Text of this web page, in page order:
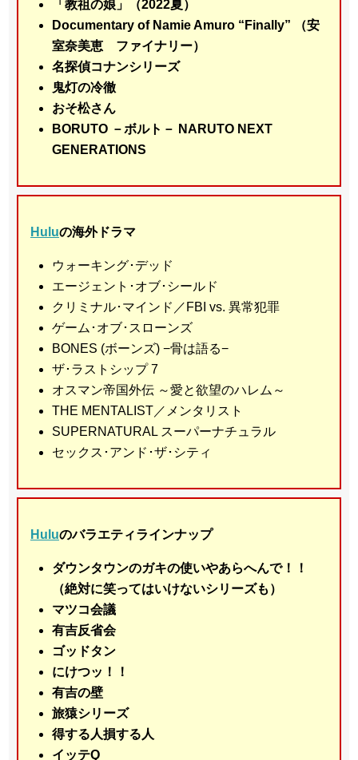
「教祖の娘」（2022夏）
Documentary of Namie Amuro “Finally” （安
室奈美恵 ファイナリー）
名探偵コナンシリーズ
鬼灯の冷徹
おそ松さん
BORUTO －ボルト－ NARUTO NEXT
GENERATIONS
Huluの海外ドラマ
ウォーキング･デッド
エージェント･オブ･シールド
クリミナル･マインド／FBI vs. 異常犯罪
ゲーム･オブ･スローンズ
BONES (ボーンズ) −骨は語る−
ザ･ラストシップ 7
オスマン帝国外伝 ～愛と欲望のハレム～
THE MENTALIST／メンタリスト
SUPERNATURAL スーパーナチュラル
セックス･アンド･ザ･シティ
Huluのバラエティラインナップ
ダウンタウンのガキの使いやあらへんで！！
（絶対に笑ってはいけないシリーズも）
マツコ会議
有吉反省会
ゴッドタン
にけつッ！！
有吉の壁
旅猿シリーズ
得する人損する人
イッテQ